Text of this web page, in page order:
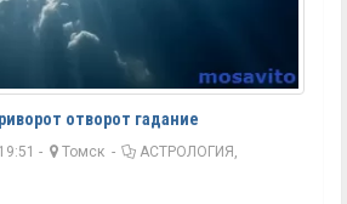
отворот гадание
- Томск -
АСТРОЛОГИЯ,